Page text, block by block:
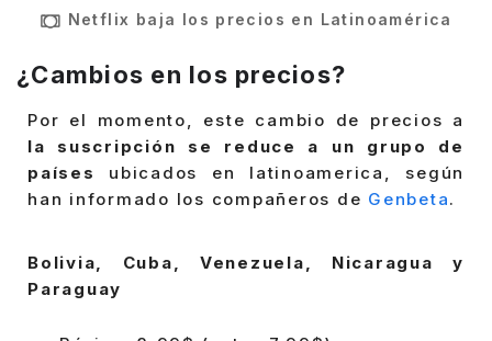
Netflix baja los precios en Latinoamérica
¿Cambios en los precios?
Por el momento, este cambio de precios a
la suscripción se reduce a un grupo de
países
ubicados en latinoamerica, según
han informado los compañeros de Genbeta.
Bolivia, Cuba, Venezuela, Nicaragua y
Paraguay